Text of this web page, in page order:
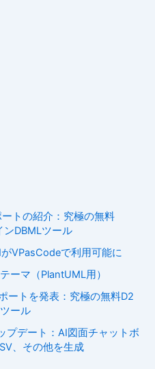
トの紹介：究極の無料
ンDBMLツール
VPasCodeで利用可能に
ーマ（PlantUML用）
ートを発表：究極の無料D2
ール
プデート：AI図面チャットボ
、その他を生成